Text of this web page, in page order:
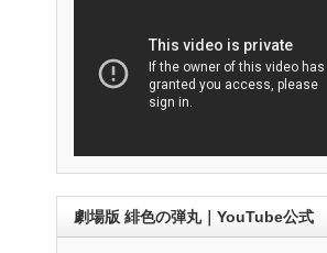
劇場版 緋色の弾丸｜YouTube公式